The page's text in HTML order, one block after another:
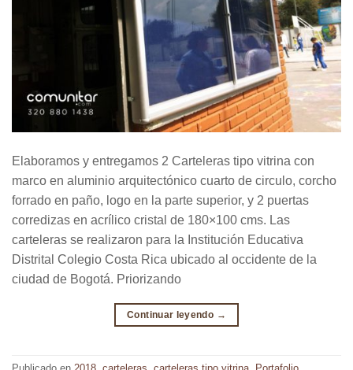
Elaboramos y entregamos 2 Carteleras tipo vitrina con
marco en aluminio arquitectónico cuarto de circulo, corcho
forrado en paño, logo en la parte superior, y 2 puertas
corredizas en acrílico cristal de 180×100 cms. Las
carteleras se realizaron para la Institución Educativa
Distrital Colegio Costa Rica ubicado al occidente de la
ciudad de Bogotá. Priorizando
Continuar leyendo →